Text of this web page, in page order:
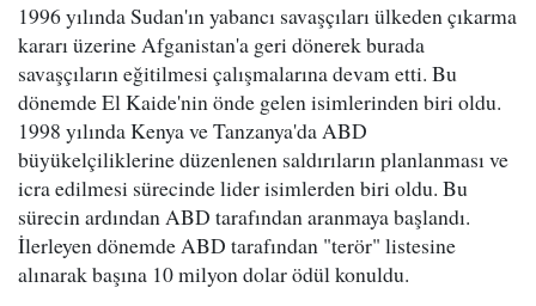
1996 yılında Sudan'ın yabancı savaşçıları ülkeden çıkarma
kararı üzerine Afganistan'a geri dönerek burada
savaşçıların eğitilmesi çalışmalarına devam etti. Bu
dönemde El Kaide'nin önde gelen isimlerinden biri oldu.
1998 yılında Kenya ve Tanzanya'da ABD
büyükelçiliklerine düzenlenen saldırıların planlanması ve
icra edilmesi sürecinde lider isimlerden biri oldu. Bu
sürecin ardından ABD tarafından aranmaya başlandı.
İlerleyen dönemde ABD tarafından "terör" listesine
alınarak başına 10 milyon dolar ödül konuldu.